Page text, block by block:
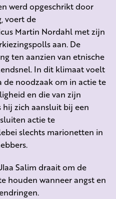
werd opgeschrikt door
voert de
Martin Nordahl met zijn
aan. De
ten aanzien van etnische
In dit klimaat voelt
de noodzaak om in actie te
en die van zijn
zich aansluit bij een
actie te
slechts marionetten in
Salim draait om de
houden wanneer angst en